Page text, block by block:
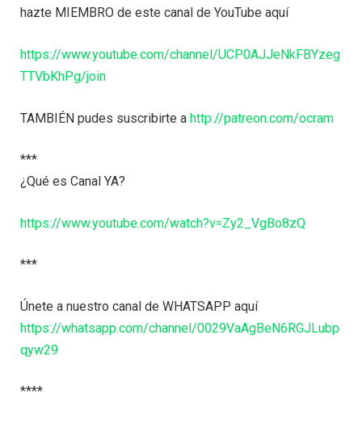
hazte MIEMBRO de este canal de YouTube aquí
https://www.youtube.com/channel/UCP0AJJeNkFBYzeg
TTVbKhPg/join
TAMBIÉN pudes suscribirte a http://patreon.com/ocram
***
¿Qué es Canal YA?
https://www.youtube.com/watch?v=Zy2_VgBo8zQ
***
Únete a nuestro canal de WHATSAPP aquí
https://whatsapp.com/channel/0029VaAgBeN6RGJLubp
qyw29
****